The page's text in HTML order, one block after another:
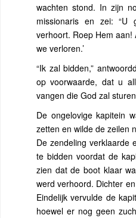
wachten stond. In zijn
missionaris en zei: “U
verhoort. Roep Hem
we verloren.’
“Ik zal bidden,”
op voorwaarde, dat u
vangen die God zal
De ongelovige kapitein
zetten en wilde de zeilen
De zendeling verklaarde
te bidden voordat de
zien dat de boot klaar
werd verhoord. Dichter
Eindelijk vervulde de
hoewel er nog geen